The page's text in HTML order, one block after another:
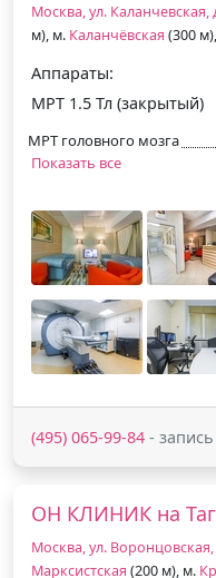
Москва, ул. Каланчевская,
м), м. Каланчёвская (300
Аппараты:
МРТ 1.5 Тл (закрытый)
МРТ головного мозга
Показать все
(495) 065-99-84 -
ОН КЛИНИК на
Москва, ул. Воронцовская,
Марксистская (200 м), м.